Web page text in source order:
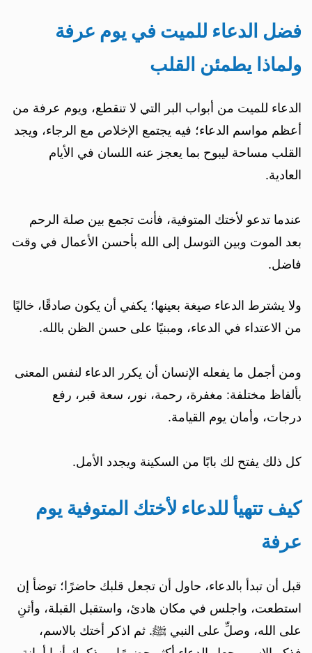
فضل الدعاء للميت في يوم عرفة
ولماذا يطمئن القلب
الدعاء للميت من أبواب البر التي لا تنقطع، ويوم عرفة من
أعظم مواسم الدعاء؛ فيه يجتمع الإخلاص مع الرجاء، ويجد
القلب مساحة ليبوح بما يعجز عنه اللسان في الأيام
العادية.
عندما تدعو لأختك المتوفية، فأنت تجمع بين صلة الرحم
بعد الموت وبين التوسل إلى الله بأحسن الأعمال في وقت
فاضل.
ولا يشترط الدعاء صيغة بعينها؛ يكفي أن يكون صادقًا، خاليًا
من الاعتداء في الدعاء، ومبنيًا على حسن الظن بالله.
ومن أجمل ما يفعله الإنسان أن يكرر الدعاء لنفس المعنى
بألفاظ مختلفة: مغفرة، رحمة، نور، سعة قبر، رفع
درجات، وأمان يوم القيامة.
كل ذلك يفتح لك بابًا من السكينة ويجدد الأمل.
كيف تتهيأ للدعاء لأختك المتوفية يوم
عرفة
قبل أن تبدأ بالدعاء، حاول أن تجعل قلبك حاضرًا؛ توضأ إن
استطعت، واجلس في مكان هادئ، واستقبل القبلة، وأثنِ
على الله، وصلِّ على النبي ﷺ. ثم اذكر أختك بالاسم،